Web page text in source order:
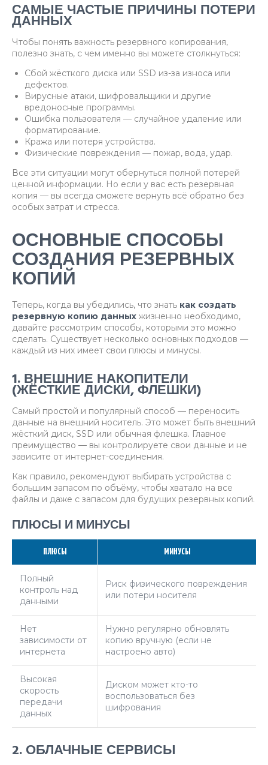
САМЫЕ ЧАСТЫЕ ПРИЧИНЫ ПОТЕРИ
ДАННЫХ
Чтобы понять важность резервного копирования,
полезно знать, с чем именно вы можете столкнуться:
Сбой жёсткого диска или SSD из-за износа или
дефектов.
Вирусные атаки, шифровальщики и другие
вредоносные программы.
Ошибка пользователя — случайное удаление или
форматирование.
Кража или потеря устройства.
Физические повреждения — пожар, вода, удар.
Все эти ситуации могут обернуться полной потерей
ценной информации. Но если у вас есть резервная
копия — вы всегда сможете вернуть всё обратно без
особых затрат и стресса.
ОСНОВНЫЕ СПОСОБЫ
СОЗДАНИЯ РЕЗЕРВНЫХ
КОПИЙ
Теперь, когда вы убедились, что знать как создать
резервную копию данных жизненно необходимо,
давайте рассмотрим способы, которыми это можно
сделать. Существует несколько основных подходов —
каждый из них имеет свои плюсы и минусы.
1. ВНЕШНИЕ НАКОПИТЕЛИ
(ЖЁСТКИЕ ДИСКИ, ФЛЕШКИ)
Самый простой и популярный способ — переносить
данные на внешний носитель. Это может быть внешний
жёсткий диск, SSD или обычная флешка. Главное
преимущество — вы контролируете свои данные и не
зависите от интернет-соединения.
Как правило, рекомендуют выбирать устройства с
большим запасом по объёму, чтобы хватало на все
файлы и даже с запасом для будущих резервных копий.
ПЛЮСЫ И МИНУСЫ
ПЛЮСЫ МИНУСЫ
Полный
контроль над
данными
Риск физического повреждения
или потери носителя
Нет
зависимости от
интернета
Нужно регулярно обновлять
копию вручную (если не
настроено авто)
Высокая
скорость
передачи
данных
Диском может кто-то
воспользоваться без
шифрования
2. ОБЛАЧНЫЕ СЕРВИСЫ